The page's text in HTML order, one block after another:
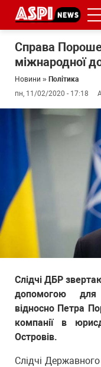
Справа
міжнародної
Новини » Політика
пн, 11/02/2020 - 17:18
Слідчі ДБР
допомогою для
відносно Петра
компанії в
Островів.
Слідчі